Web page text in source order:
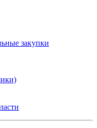
закупки